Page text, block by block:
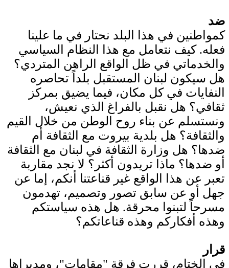
ضد
كمواطنين في هذا البلد نحتار في ما علينا
فعله. كيف نتعامل مع هذا النظام السياسي
والخدماتي في ظل الواقع الراهن المتردي؟
هل سيكون لبنان المستقبل بلداً تحاصره
النفايات في كل مكان، فيما يضيق بمركز
ثقافي؟ هل نقبل بالفراغ الذي نعيش،
ونستسلم عن بناء روح الوطن من خلال القيم
والثقافة؟ هل بلدية بيروت مع الثقافة أم
ضدها؟ هل وزارة الثقافة في لبنان مع الثقافة
أو ضدها؟ ماذا تريدون أكثر؟ لا نجد مقاربة
تعبر عن هذا الواقع غير قناعتنا أنكم، إما عن
جهل أو عن سابق تصور وتصميم، تهدمون
مسرحاً لتبنوا محرقة. هل هذه سياستكم
وهذه أفكاركم وهذه قناعاتكم؟
قرار
في الختام، قررت فرقة "مقامات"، ومديراها